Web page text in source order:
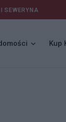
SEWERYNA
Kup